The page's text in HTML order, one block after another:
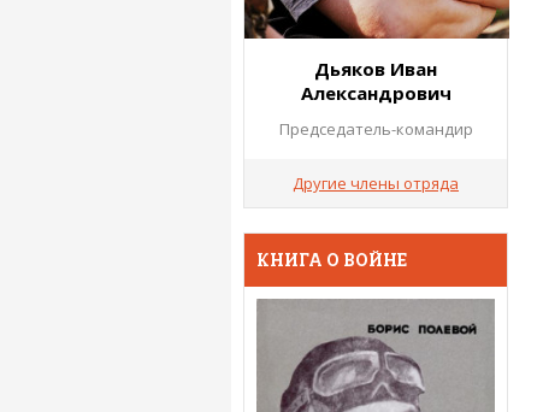
Дьяков Иван
Александрович
Председатель-командир
Другие члены отряда
КНИГА О ВОЙНЕ